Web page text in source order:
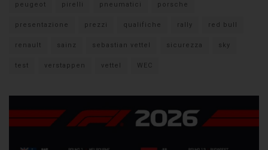
peugeot pirelli pneumatici porsche
presentazione prezzi qualifiche rally red bull
renault sainz sebastian vettel sicurezza sky
test verstappen vettel WEC